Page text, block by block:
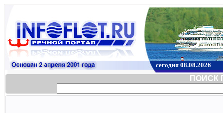
сегодня 08.08.2026
ПОИСК